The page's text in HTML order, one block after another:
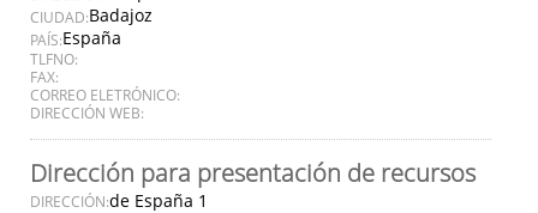
CIUDAD:Badajoz
PAÍS:España
TLFNO:
FAX:
CORREO ELETRÓNICO:
DIRECCIÓN WEB:
Dirección para presentación de recursos
DIRECCIÓN:de España 1